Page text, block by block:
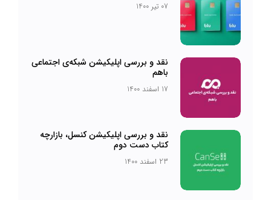
07 تیر 1400
نقد و بررسی اپلیکیشن شبکه‌ی اجتماعی
باهم
17 اسفند 1400
نقد و بررسی اپلیکیشن کنسل، بازارچه
کتاب دست دوم
23 اسفند 1400